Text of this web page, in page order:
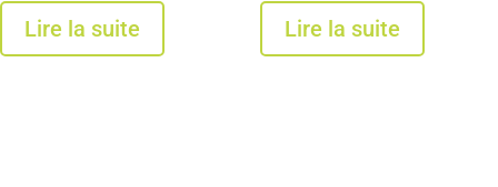
Lire la suite Lire la suite